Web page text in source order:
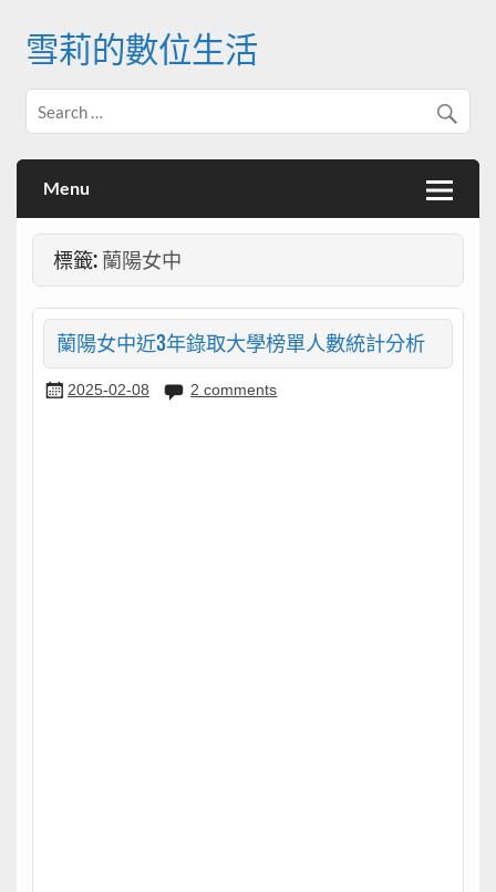
content雪莉的數位生活
Menu
標籤: 蘭陽女中
蘭陽女中近3年錄取大學榜單人數統計分析
2025-02-08 2 comments